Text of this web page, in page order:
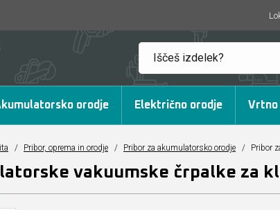
orodje Električno orodje Vrtno
/ Pribor, oprema in orodje / Pribor za akumulatorsko orodje / Pribor
vakuumske črpalke za